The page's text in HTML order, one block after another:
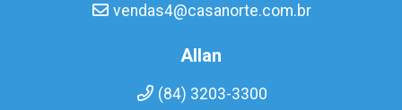
vendas4@casanorte.com.br
Allan
(84) 3203-3300